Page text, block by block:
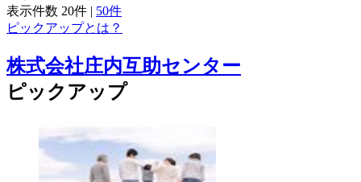
表示件数 20件 | 50件
ピックアップとは？
株式会社庄内互助センター
ピックアップ